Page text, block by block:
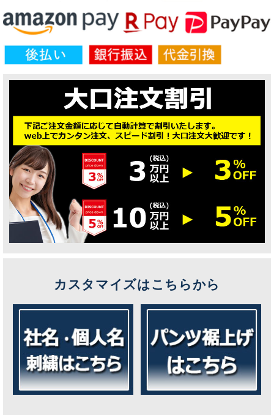
カスタマイズはこちらから